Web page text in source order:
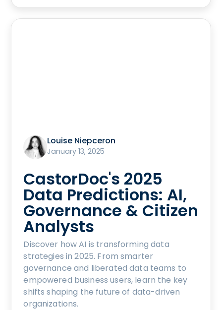
Louise Niepceron
January 13, 2025
CastorDoc's 2025
Data Predictions: AI,
Governance & Citizen
Analysts
Discover how AI is transforming data
strategies in 2025. From smarter
governance and liberated data teams to
empowered business users, learn the key
shifts shaping the future of data-driven
organizations.